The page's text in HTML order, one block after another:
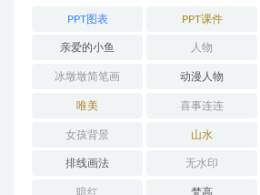
PPT图表 PPT课件
亲爱的小鱼 人物
冰墩墩简笔画 动漫人物
唯美 喜事连连
女孩背景 山水
排线画法 无水印
暗红 梵高